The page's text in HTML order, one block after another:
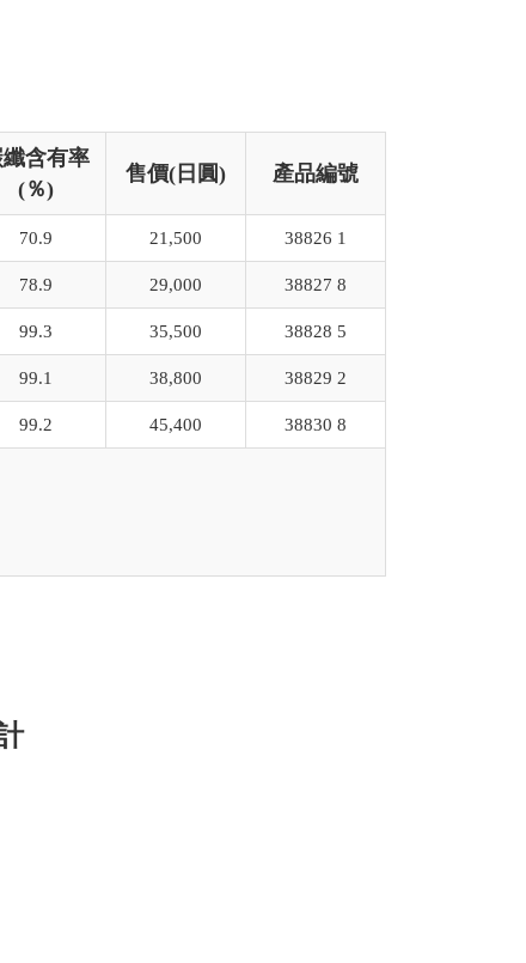
含有率
(％)
售價(日圓) 產品編號
70.9 21,500 38826 1
78.9 29,000 38827 8
99.3 35,500 38828 5
99.1 38,800 38829 2
99.2 45,400 38830 8